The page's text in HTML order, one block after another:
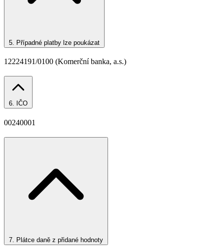
5. Případné platby lze poukázat
12224191/0100 (Komerční banka, a.s.)
6. IČO
00240001
7. Plátce daně z přidané hodnoty